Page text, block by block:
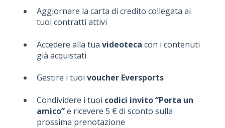
Aggiornare la carta di credito collegata ai
tuoi contratti attivi
Accedere alla tua videoteca con i contenuti
già acquistati
Gestire i tuoi voucher Eversports
Condividere i tuoi codici invito “Porta un
amico”e ricevere 5 € di sconto sulla
prossima prenotazione